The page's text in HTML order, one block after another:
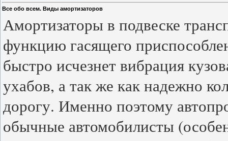
Все обо всем. Виды амортизаторов
Амортизаторы в подвеске
функцию гасящего
быстро исчезнет вибрация
ухабов, а так же как надежно
дорогу. Именно поэтому
обычные автомобилисты